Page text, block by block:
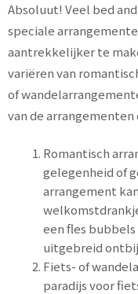
Absoluut! Veel bed
speciale
aantrekkelijker te
variëren van
of
van de
Romantisch
gelegenheid of
arrangement
een fles
uitgebreid
Fiets- of
paradijs voor